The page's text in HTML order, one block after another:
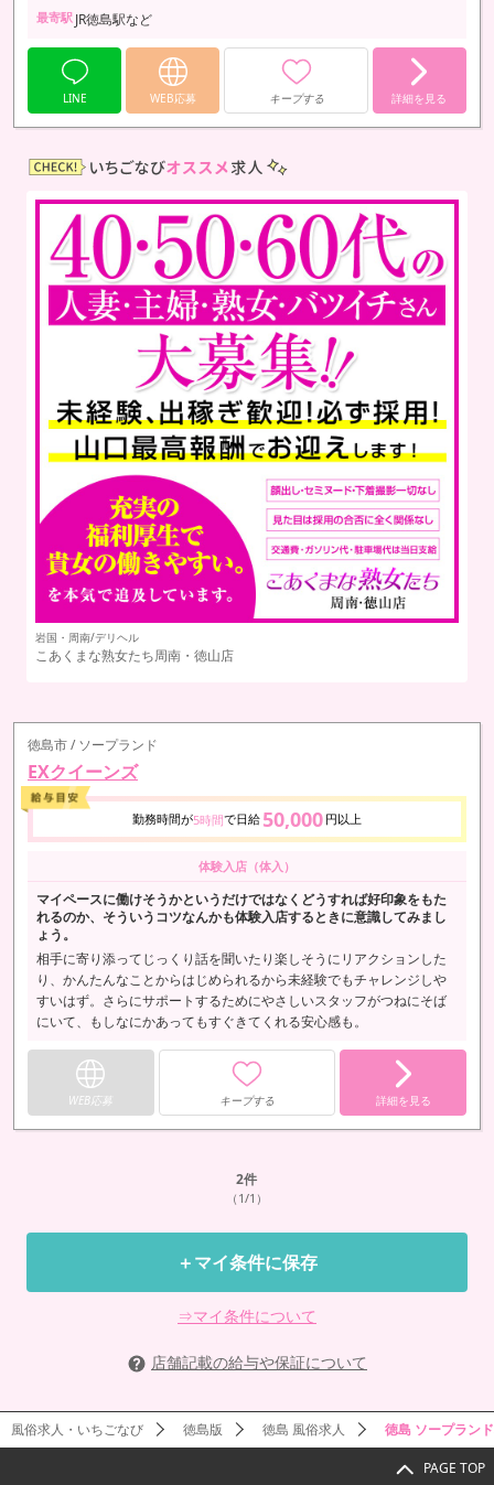
最寄駅 JR徳島駅など
LINE WEB応募 キープする 詳細を見る
岩国・周南/デリヘル
こあくまな熟女たち周南・徳山店
徳島市 / ソープランド
EXクイーンズ
勤務時間が5時間で日給 50,000 円以上
体験入店（体入）
マイペースに働けそうかというだけではなくどうすれば好印象をもた
れるのか、そういうコツなんかも体験入店するときに意識してみまし
ょう。
相手に寄り添ってじっくり話を聞いたり楽しそうにリアクションした
り、かんたんなことからはじめられるから未経験でもチャレンジしや
すいはず。さらにサポートするためにやさしいスタッフがつねにそば
にいて、もしなにかあってもすぐきてくれる安心感も。
WEB応募 キープする 詳細を見る
2件
（1/1）
＋マイ条件に保存
⇒マイ条件について
店舗記載の給与や保証について
風俗求人・いちごなび 徳島版 徳島 風俗求人 徳島 ソープラン
PAGE TOP